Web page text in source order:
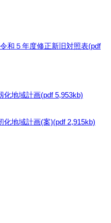
和５年度修正新旧対照表(pdf
地域計画(pdf 5,953kb)
地域計画(案)(pdf 2,915kb)